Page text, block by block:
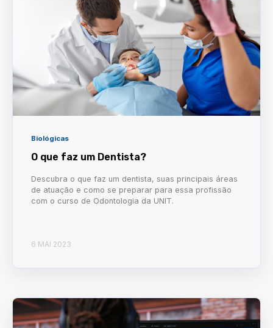
Biológicas
O que faz um Dentista?
Descubra o que faz um dentista, suas principais áreas
de atuação e como se preparar para essa profissão
com o curso de Odontologia da UNIT.
6 MAI 2023